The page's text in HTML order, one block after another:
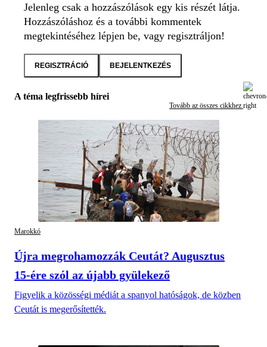
Jelenleg csak a hozzászólások egy kis részét látja.
Hozzászóláshoz és a további kommentek
megtekintéséhez lépjen be, vagy regisztráljon!
REGISZTRÁCIÓ BEJELENTKEZÉS
A téma legfrissebb hírei
Tovább az összes cikkhez
Marokkó
Újra megrohamozzák Ceutát? Augusztus
15-ére szól az újabb gyülekező
Figyelik a közösségi médiát a spanyol hatóságok, de közben
Ceutát is megerősítették.